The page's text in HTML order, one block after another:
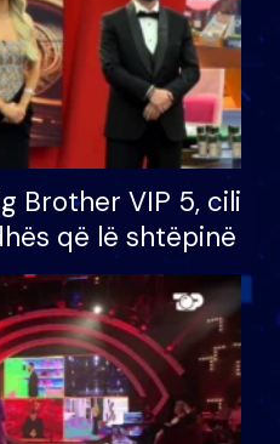
Brother VIP 5, cili
që lë shtëpinë